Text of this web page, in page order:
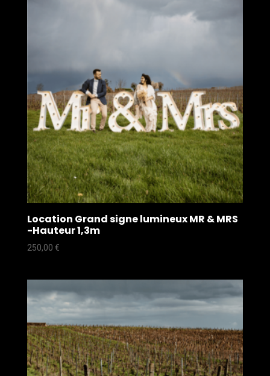
Location Grand signe lumineux MR & MRS
-Hauteur 1,3m
250,00 €